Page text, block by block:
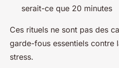
serait-ce que 20 minutes
Ces rituels ne sont pas des
garde-fous essentiels contre
stress.